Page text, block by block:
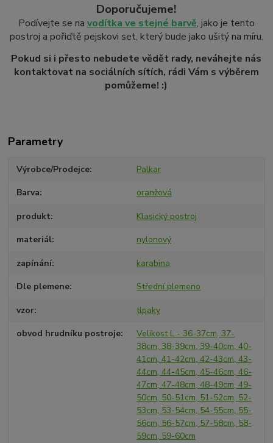
Doporučujeme!
Podívejte se na vodítka ve stejné barvě, jako je tento
postroj a pořiďtě pejskovi set, který bude jako ušitý na míru.
Pokud si i přesto nebudete vědět rady, neváhejte nás
kontaktovat na sociálních sítích, rádi Vám s výběrem
pomůžeme! :)
Parametry
Výrobce/Prodejce Palkar
Barva oranžová
produkt Klasický postroj
materiál nylonový
zapínání karabina
Dle plemene Střední plemeno
vzor tlpaky
obvod hrudníku postroje
Velikost L - 36-37cm, 37-
38cm, 38-39cm, 39-40cm, 40-
41cm, 41-42cm, 42-43cm, 43-
44cm, 44-45cm, 45-46cm, 46-
47cm, 47-48cm, 48-49cm, 49-
50cm, 50-51cm, 51-52cm, 52-
53cm, 53-54cm, 54-55cm, 55-
56cm, 56-57cm, 57-58cm, 58-
59cm, 59-60cm